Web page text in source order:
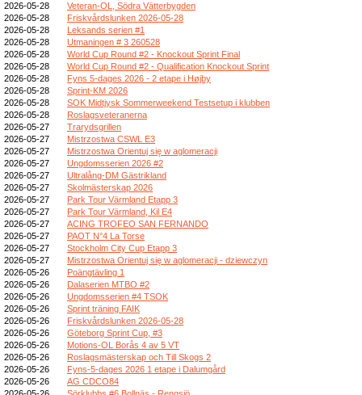
2026-05-28
Veteran-OL, Södra Vätterbygden
2026-05-28
Friskvårdslunken 2026-05-28
2026-05-28
Leksands serien #1
2026-05-28
Utmaningen # 3 260528
2026-05-28
World Cup Round #2 - Knockout Sprint Final
2026-05-28
World Cup Round #2 - Qualification Knockout Sprint
2026-05-28
Fyns 5-dages 2026 - 2 etape i Højby
2026-05-28
Sprint-KM 2026
2026-05-28
SOK Midtjysk Sommerweekend Testsetup i klubben
2026-05-28
Roslagsveteranerna
2026-05-27
Trarydsgrillen
2026-05-27
Mistrzostwa CSWL E3
2026-05-27
Mistrzostwa Orientuj się w aglomeracji
2026-05-27
Ungdomsserien 2026 #2
2026-05-27
Ultralång-DM Gästrikland
2026-05-27
Skolmästerskap 2026
2026-05-27
Park Tour Värmland Etapp 3
2026-05-27
Park Tour Värmland, Kil E4
2026-05-27
ACING TROFEO SAN FERNANDO
2026-05-27
PAOT N°4 La Torse
2026-05-27
Stockholm City Cup Etapp 3
2026-05-27
Mistrzostwa Orientuj się w aglomeracji - dziewczyn
2026-05-26
Poängtävling 1
2026-05-26
Dalaserien MTBO #2
2026-05-26
Ungdomsserien #4 TSOK
2026-05-26
Sprint träning FAIK
2026-05-26
Friskvårdslunken 2026-05-28
2026-05-26
Göteborg Sprint Cup, #3
2026-05-26
Motions-OL Borås 4 av 5 VT
2026-05-26
Roslagsmästerskap och Till Skogs 2
2026-05-26
Fyns-5-dages 2026 1 etape i Dalumgård
2026-05-26
AG CDCO84